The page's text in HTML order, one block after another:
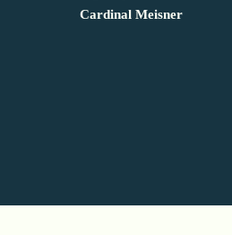
Cardinal Meisner